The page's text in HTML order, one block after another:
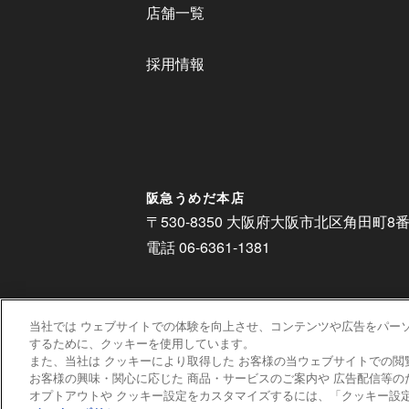
店舗一覧
採用情報
阪急うめだ本店
〒530-8350 大阪府大阪市北区角田町8
電話 06-6361-1381
当社では ウェブサイトでの体験を向上させ、コンテンツや広告をパ
するために、クッキーを使用しています。
また、当社は クッキーにより取得した お客様の当ウェブサイトでの
お客様の興味・関心に応じた 商品・サービスのご案内や 広告配信等
オプトアウトや クッキー設定をカスタマイズするには、「クッキー設